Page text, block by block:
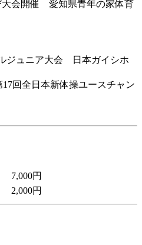
大会開催 愛知県青年の家体育
ジュニア大会 日本ガイシホ
回全日本新体操ユースチャン
7,000円
2,000円